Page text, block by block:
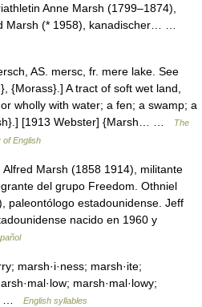
Anne Marsh (1799–1874),
Marsh (* 1958), kanadischer… …
AS. mersc, fr. mere lake. See
{Morass}.] A tract of soft wet land,
wholly with water; a fen; a swamp; a
[1913 Webster] {Marsh… …
The
of English
Marsh (1858 1914), militante
del grupo Freedom. Othniel
paleontólogo estadounidense. Jeff
nacido en 1960 y
marsh·i·ness; marsh·ite;
marsh·mal·lowy;
…
English syllables